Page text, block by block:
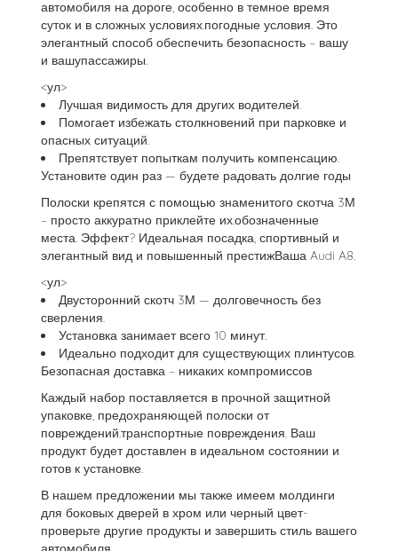
автомобиля на дороге, особенно в темное время
суток и в сложных условиях.погодные условия. Это
элегантный способ обеспечить безопасность – вашу
и вашупассажиры.
<ул>
Лучшая видимость для других водителей.
Помогает избежать столкновений при парковке и
опасных ситуаций.
Препятствует попыткам получить компенсацию.
Установите один раз — будете радовать долгие годы
Полоски крепятся с помощью знаменитого скотча 3М
– просто аккуратно приклейте их.обозначенные
места. Эффект? Идеальная посадка, спортивный и
элегантный вид и повышенный престижВаша Audi A8.
<ул>
Двусторонний скотч 3М — долговечность без
сверления.
Установка занимает всего 10 минут.
Идеально подходит для существующих плинтусов.
Безопасная доставка – никаких компромиссов
Каждый набор поставляется в прочной защитной
упаковке, предохраняющей полоски от
повреждений.транспортные повреждения. Ваш
продукт будет доставлен в идеальном состоянии и
готов к установке.
В нашем предложении мы также имеем молдинги
для боковых дверей в хром или черный цвет-
проверьте другие продукты и завершить стиль вашего